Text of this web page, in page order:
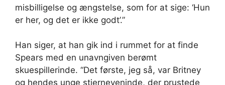
misbilligelse og ængstelse, som for at sige: ‘Hun
er her, og det er ikke godt’.”
Han siger, at han gik ind i rummet for at finde
Spears med en unavngiven berømt
skuespillerinde. “Det første, jeg så, var Britney
og hendes unge stjerneveninde, der prustede